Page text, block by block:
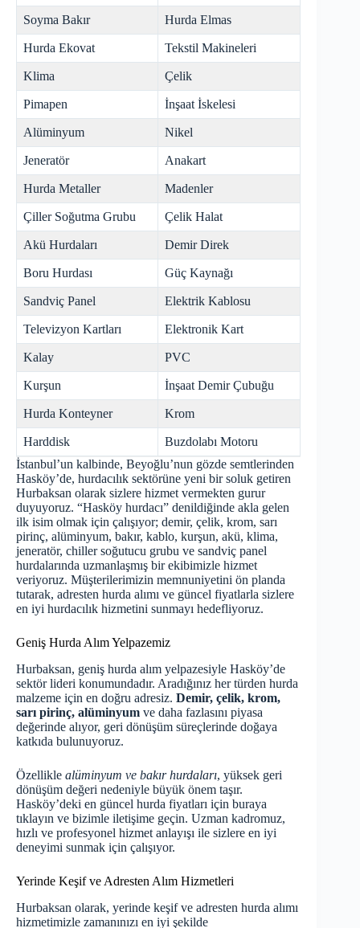
Soyma Bakır Hurda Elmas
Hurda Ekovat Tekstil Makineleri
Klima Çelik
Pimapen İnşaat İskelesi
Alüminyum Nikel
Jeneratör Anakart
Hurda Metaller Madenler
Çiller Soğutma Grubu Çelik Halat
Akü Hurdaları Demir Direk
Boru Hurdası Güç Kaynağı
Sandviç Panel Elektrik Kablosu
Televizyon Kartları Elektronik Kart
Kalay PVC
Kurşun İnşaat Demir Çubuğu
Hurda Konteyner Krom
Harddisk
Buzdolabı Motoru
İstanbul’un kalbinde, Beyoğlu’nun gözde semtlerinden
Hasköy’de, hurdacılık sektörüne yeni bir soluk getiren
Hurbaksan olarak sizlere hizmet vermekten gurur
duyuyoruz. “Hasköy hurdacı” denildiğinde akla gelen
ilk isim olmak için çalışıyor; demir, çelik, krom, sarı
pirinç, alüminyum, bakır, kablo, kurşun, akü, klima,
jeneratör, chiller soğutucu grubu ve sandviç panel
hurdalarında uzmanlaşmış bir ekibimizle hizmet
veriyoruz. Müşterilerimizin memnuniyetini ön planda
tutarak, adresten hurda alımı ve güncel fiyatlarla sizlere
en iyi hurdacılık hizmetini sunmayı hedefliyoruz.
Geniş Hurda Alım Yelpazemiz
Hurbaksan, geniş hurda alım yelpazesiyle Hasköy’de
sektör lideri konumundadır. Aradığınız her türden hurda
malzeme için en doğru adresiz. Demir, çelik, krom,
sarı pirinç, alüminyum ve daha fazlasını piyasa
değerinde alıyor, geri dönüşüm süreçlerinde doğaya
katkıda bulunuyoruz.
Özellikle alüminyum ve bakır hurdaları, yüksek geri
dönüşüm değeri nedeniyle büyük önem taşır.
Hasköy’deki en güncel hurda fiyatları için buraya
tıklayın ve bizimle iletişime geçin. Uzman kadromuz,
hızlı ve profesyonel hizmet anlayışı ile sizlere en iyi
deneyimi sunmak için çalışıyor.
Yerinde Keşif ve Adresten Alım Hizmetleri
Hurbaksan olarak, yerinde keşif ve adresten hurda alımı
hizmetimizle zamanınızı en iyi şekilde